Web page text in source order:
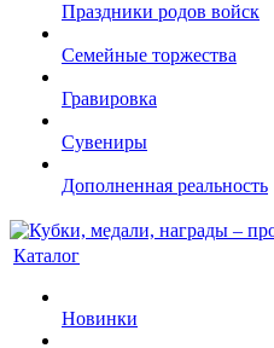
Праздники родов войск
Семейные торжества
Гравировка
Сувениры
Дополненная реальность
Каталог
Новинки